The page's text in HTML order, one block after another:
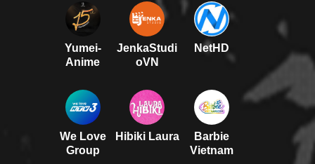
Yumei-
Anime
JenkaStudi
oVN
NetHD
We Love
Group
Hibiki Laura
Barbie
Vietnam